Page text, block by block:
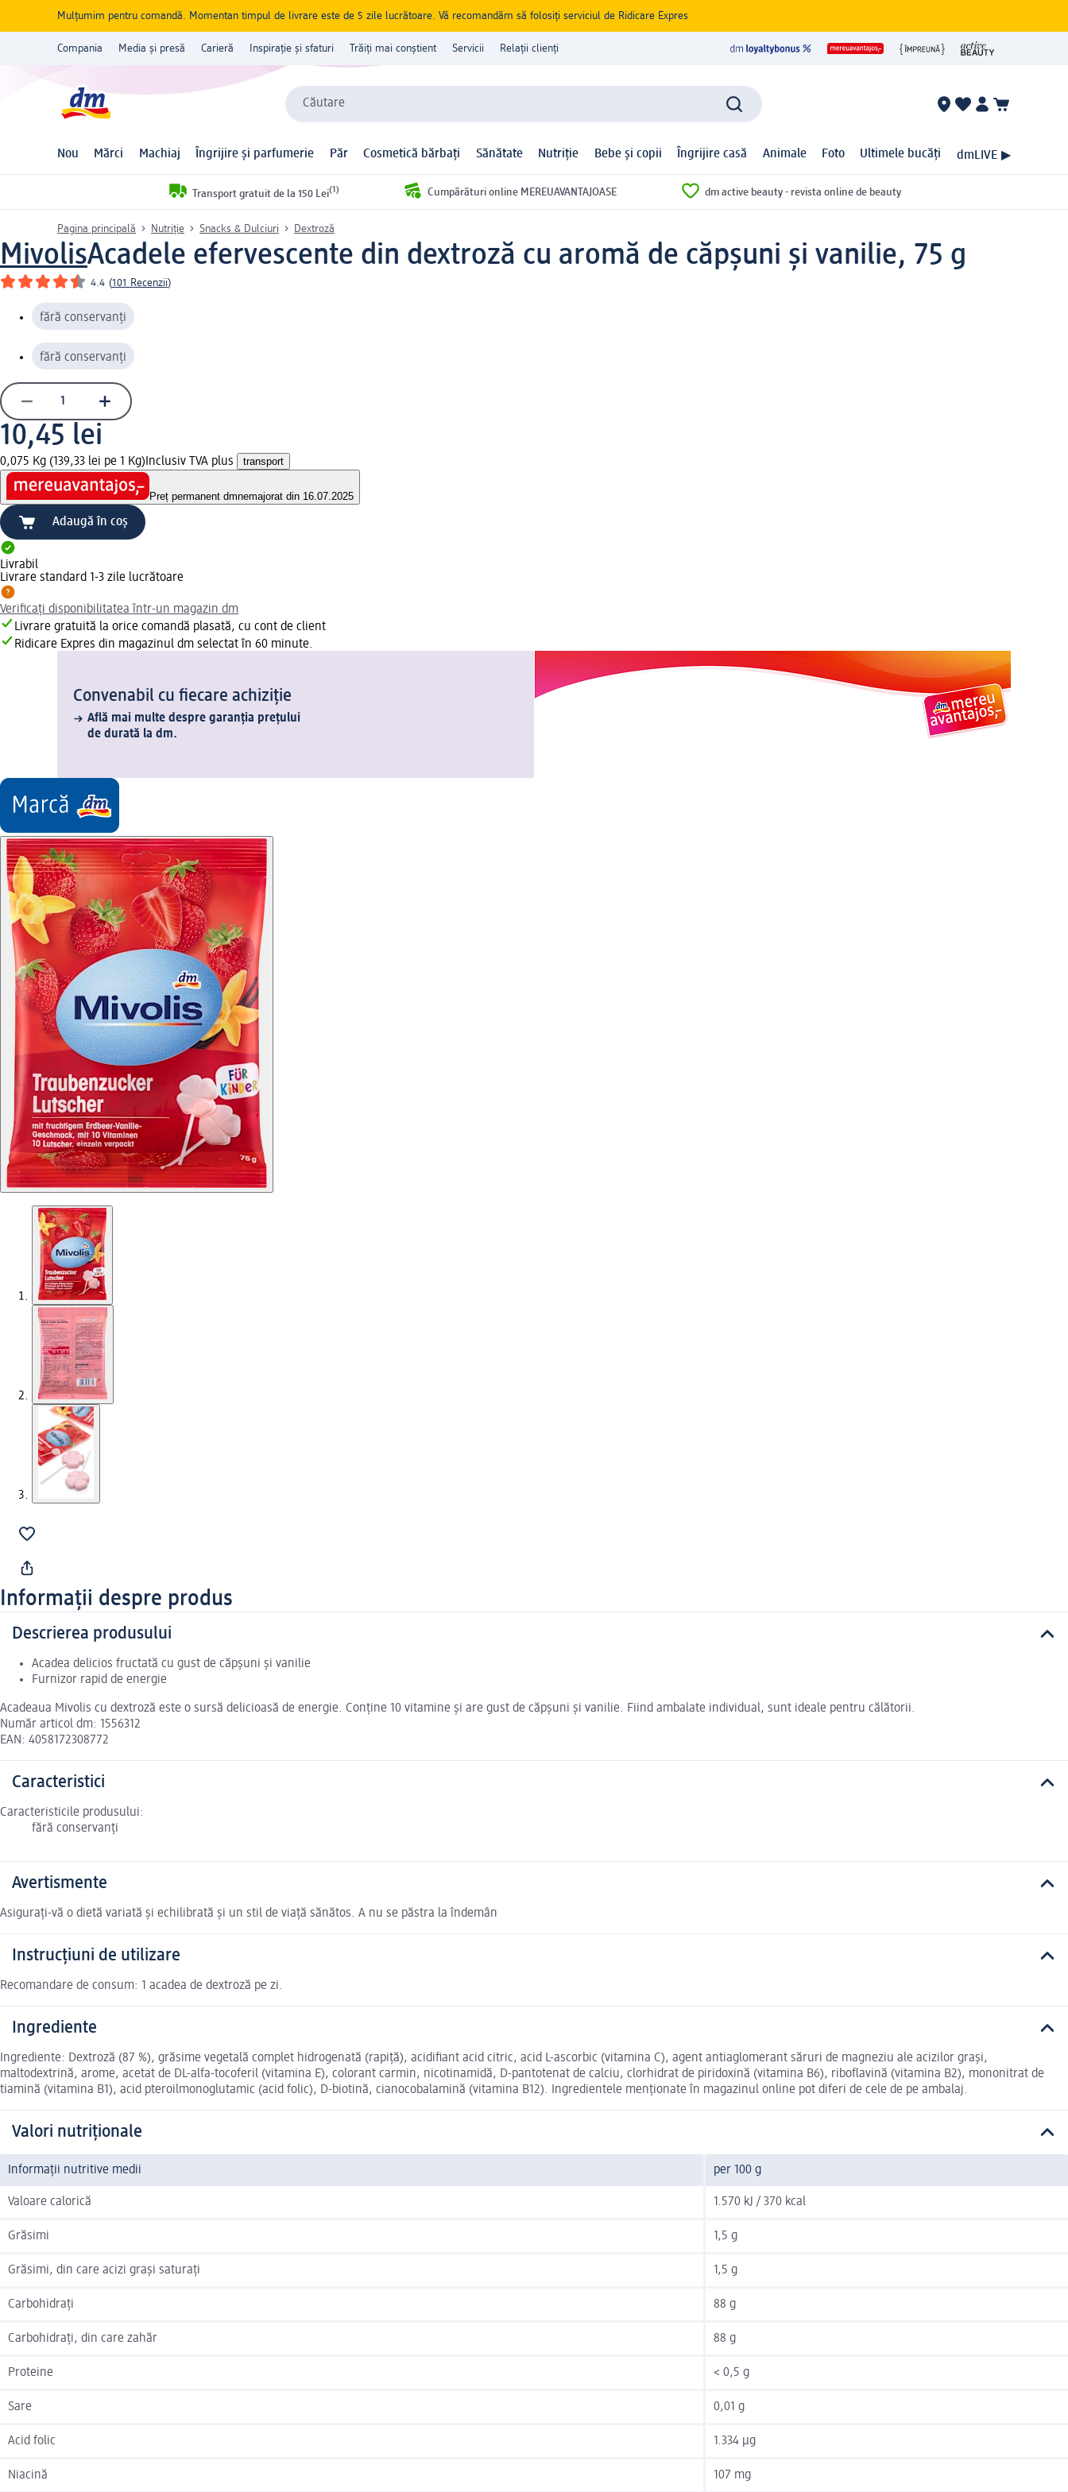
Mulțumim pentru comandă. Momentan timpul de livrare este de 5 zile lucrătoare. Vă recomandăm să folosiți serviciul de Ridicare Expres
Compania Media și presă Carieră Inspirație și sfaturi Trăiți mai conștient Servicii Relații clienți
Căutare
Nou Mărci Machiaj Îngrijire și parfumerie Păr Cosmetică bărbați Sănătate Nutriție Bebe și copii Îngrijire casă Animale Foto Ultimele bucăți dmLIVE ▶
Transport gratuit de la 150 Lei(1) Cumpărături online MEREUAVANTAJOASE dm active beauty - revista online de beauty
Pagina principală Nutriție Snacks & Dulciuri Dextroză
MivolisAcadele efervescente din dextroză cu aromă de căpșuni și vanilie, 75 g
4.4 (101 Recenzii)
fără conservanți
fără conservanți
10,45 lei
0,075 Kg (139,33 lei pe 1 Kg) Inclusiv TVA plus transport
Preț permanent dmnemajorat din 16.07.2025
Adaugă în coș
Livrabil
Livrare standard 1-3 zile lucrătoare
Verificați disponibilitatea într-un magazin dm
Livrare gratuită la orice comandă plasată, cu cont de client
Ridicare Expres din magazinul dm selectat în 60 minute.
Convenabil cu fiecare achiziție
Află mai multe despre garanția prețului
de durată la dm.
Informații despre produs
Descrierea produsului
Acadea delicios fructată cu gust de căpșuni și vanilie
Furnizor rapid de energie
Acadeaua Mivolis cu dextroză este o sursă delicioasă de energie. Conține 10 vitamine și are gust de căpșuni și vanilie. Fiind ambalate individual, sunt ideale pentru călătorii.
Număr articol dm: 1556312
EAN: 4058172308772
Caracteristici
Caracteristicile produsului:
fără conservanți
Avertismente
Asigurați-vă o dietă variată și echilibrată și un stil de viață sănătos. A nu se păstra la îndemân
Instrucțiuni de utilizare
Recomandare de consum: 1 acadea de dextroză pe zi.
Ingrediente
Ingrediente: Dextroză (87 %), grăsime vegetală complet hidrogenată (rapiță), acidifiant acid citric, acid L-ascorbic (vitamina C), agent antiaglomerant săruri de magneziu ale acizilor grași,
maltodextrină, arome, acetat de DL-alfa-tocoferil (vitamina E), colorant carmin, nicotinamidă, D-pantotenat de calciu, clorhidrat de piridoxină (vitamina B6), riboflavină (vitamina B2), mononitrat de
tiamină (vitamina B1), acid pteroilmonoglutamic (acid folic), D-biotină, cianocobalamină (vitamina B12). Ingredientele menționate în magazinul online pot diferi de cele de pe ambalaj.
Valori nutriționale
Informații nutritive medii per 100 g
Valoare calorică 1.570 kJ / 370 kcal
Grăsimi 1,5 g
Grăsimi, din care acizi grași saturați 1,5 g
Carbohidrați 88 g
Carbohidrați, din care zahăr 88 g
Proteine < 0,5 g
Sare 0,01 g
Acid folic 1.334 µg
Niacină 107 mg